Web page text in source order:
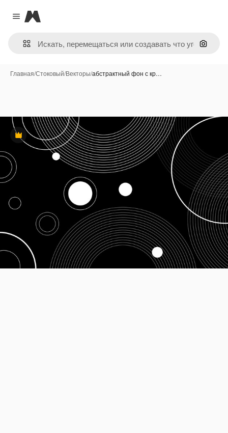
Close menu
Magnific
Поиск
Главная/Стоковый/Векторы/абстрактный фон с кр…
Премиум